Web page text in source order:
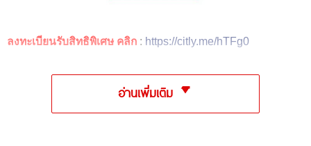
ลงทะเบียนรับสิทธิพิเศษ คลิก : https://citly.me/hTFg0
อ่านเพิ่มเติม